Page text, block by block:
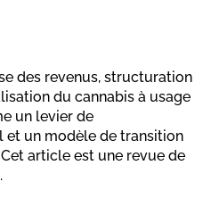
des revenus, structuration
du cannabis à usage
un levier de
un modèle de transition
article est une revue de